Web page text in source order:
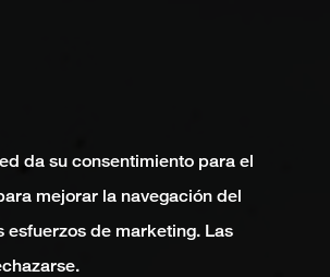
da su consentimiento para el
mejorar la navegación del
esfuerzos de marketing. Las